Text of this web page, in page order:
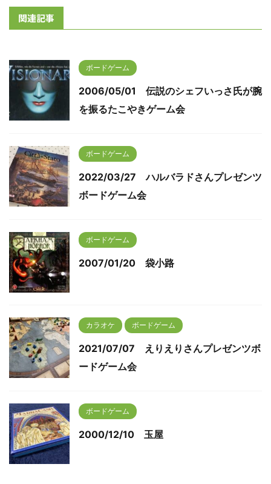
関連記事
ボードゲーム
2006/05/01 伝説のシェフいっさ氏が腕
を振るたこやきゲーム会
ボードゲーム
2022/03/27 ハルバラドさんプレゼンツ
ボードゲーム会
ボードゲーム
2007/01/20 袋小路
カラオケ ボードゲーム
2021/07/07 えりえりさんプレゼンツボ
ードゲーム会
ボードゲーム
2000/12/10 玉屋